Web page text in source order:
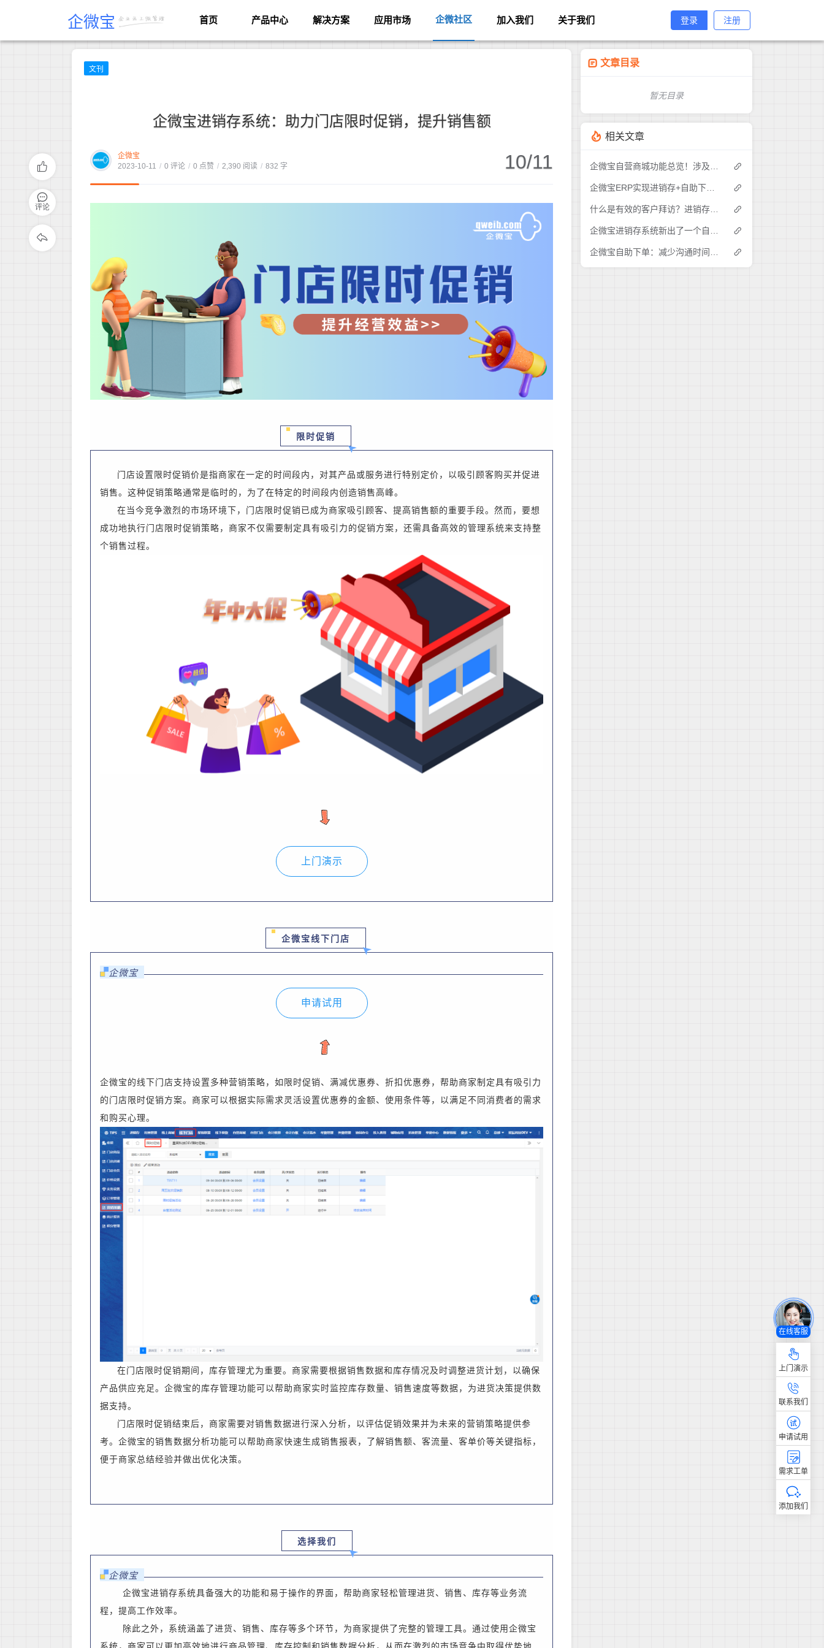
企微宝 首页 产品中心 解决方案 应用市场 企微社区 加入我们 关于我们 登录 注册
文刊
企微宝进销存系统：助力门店限时促销，提升销售额
企微宝
2023-10-11 / 0 评论 / 0 点赞 / 2,390 阅读 / 832 字 10/11
限时促销
门店设置限时促销价是指商家在一定的时间段内，对其产品或服务进行特别定价，以吸引顾客购买并促进
销售。这种促销策略通常是临时的，为了在特定的时间段内创造销售高峰。
在当今竞争激烈的市场环境下，门店限时促销已成为商家吸引顾客、提高销售额的重要手段。然而，要想
成功地执行门店限时促销策略，商家不仅需要制定具有吸引力的促销方案，还需具备高效的管理系统来支持整
个销售过程。
上门演示
企微宝线下门店
企微宝
申请试用
企微宝的线下门店支持设置 多种营销策略，如限时促销、 满减优惠券、折扣优惠券，帮助商家制定具有吸引力
的门店限时促销方案。商家可以根据实际需求灵活设置优惠券的金额、使用条件等，以满足不同消费者的需求
和购买心理。
在门店限时促销期间，库存管理尤为重要。商家需要根据销售数据和库存情况及时调整进货计划，以确保
产品供应充足。企微宝的库存管理功能可以帮助商家实时监控库存数量、销售速度等数据，为进货决策提供数
据支持。
门店限时促销结束后，商家需要对销售数据进行深入分析，以评估促销效果并为未来的营销策略提供参
考。企微宝的销售数据分析功能可以帮助商家快速生成销售报表，了解销售额、客流量、客单价等关键指标，
便于商家总结经验并做出优化决策。
选择我们
企微宝
企微宝进销存系统具备强大的功能和易于操作的界面，帮助商家轻松管理进货、销售、库存等业务流
程，提高工作效率。
除此之外， 系统涵盖了进货、销售、库存等多个环节，为商家提供了完整的管理工具。通过使用企微宝
评论
文章目录
暂无目录
相关文章
在线客服
上门演示
联系我们
申请试用
需求工单
添加我们